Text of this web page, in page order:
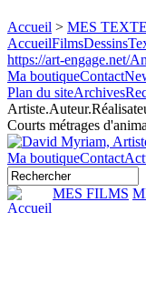
Accueil > MES
AccueilFilmsDessins
https://art-engage.net/
Ma boutiqueContact
Plan du siteArchives
Courts métrages
Ma boutiqueContact
MES FILMS